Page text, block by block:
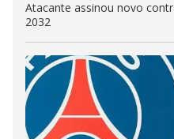
Atacante assinou novo
2032